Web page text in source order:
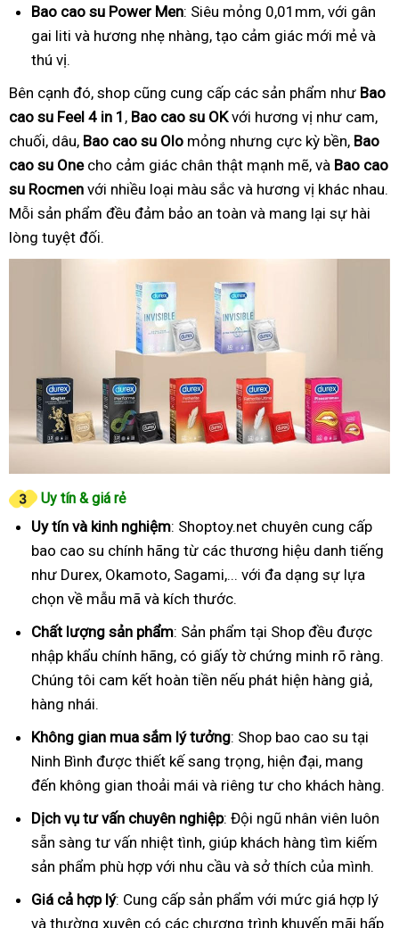
Bao cao su Power Men: Siêu mỏng 0,01mm, với gân
gai liti và hương nhẹ nhàng, tạo cảm giác mới mẻ và
thú vị.
Bên cạnh đó, shop cũng cung cấp các sản phẩm như Bao
cao su Feel 4 in 1 , Bao cao su OKvới hương vị như cam,
chuối, dâu, Bao cao su Olo mỏng nhưng cực kỳ bền, Bao
cao su Onecho cảm giác chân thật mạnh mẽ, và Bao cao
su Rocmen với nhiều loại màu sắc và hương vị khác nhau.
Mỗi sản phẩm đều đảm bảo an toàn và mang lại sự hài
lòng tuyệt đối.
Uy tín & giá rẻ
Uy tín và kinh nghiệm: Shoptoy.net chuyên cung cấp
bao cao su chính hãng từ các thương hiệu danh tiếng
như Durex, Okamoto, Sagami,... với đa dạng sự lựa
chọn về mẫu mã và kích thước.
Chất lượng sản phẩm: Sản phẩm tại Shop đều được
nhập khẩu chính hãng, có giấy tờ chứng minh rõ ràng.
Chúng tôi cam kết hoàn tiền nếu phát hiện hàng giả,
hàng nhái.
Không gian mua sắm lý tưởng: Shop bao cao su tại
Ninh Bình được thiết kế sang trọng, hiện đại, mang
đến không gian thoải mái và riêng tư cho khách hàng.
Dịch vụ tư vấn chuyên nghiệp: Đội ngũ nhân viên luôn
sẵn sàng tư vấn nhiệt tình, giúp khách hàng tìm kiếm
sản phẩm phù hợp với nhu cầu và sở thích của mình.
Giá cả hợp lý: Cung cấp sản phẩm với mức giá hợp lý
và thường xuyên có các chương trình khuyến mãi hấp